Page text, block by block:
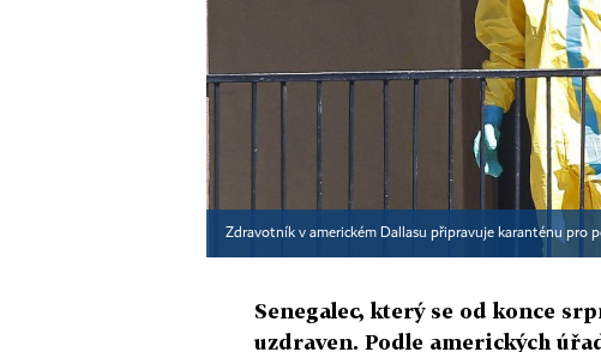
Zdravotník v americkém Dallasu připravuje karanténu pro
Senegalec, který se od konce
uzdraven. Podle amerických